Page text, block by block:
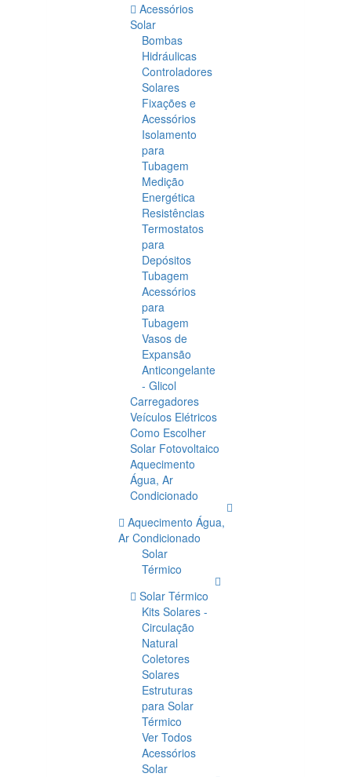
Acessórios
Solar
Bombas
Hidráulicas
Controladores
Solares
Fixações e
Acessórios
Isolamento
para
Tubagem
Medição
Energética
Resistências
Termostatos
para
Depósitos
Tubagem
Acessórios
para
Tubagem
Vasos de
Expansão
Anticongelante
- Glicol
Carregadores
Veículos Elétricos
Como Escolher
Solar Fotovoltaico
Aquecimento
Água, Ar
Condicionado
Aquecimento Água,
Ar Condicionado
Solar
Térmico
Solar Térmico
Kits Solares -
Circulação
Natural
Coletores
Solares
Estruturas
para Solar
Térmico
Ver Todos
Acessórios
Solar